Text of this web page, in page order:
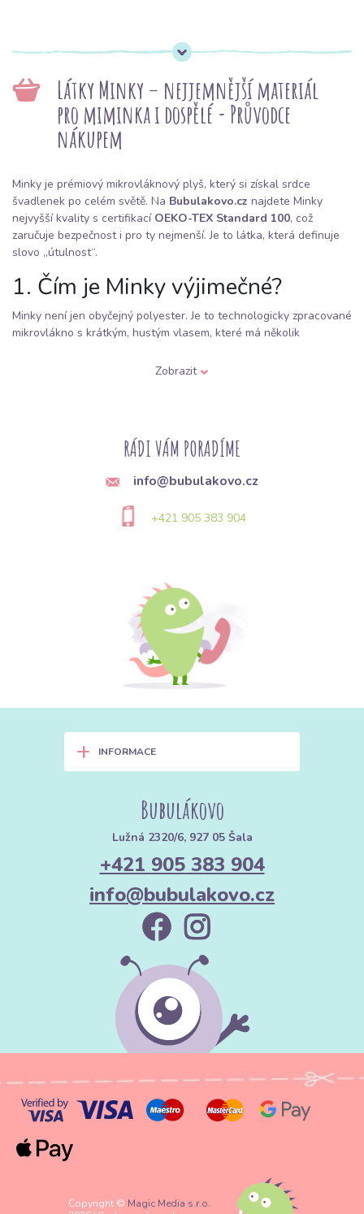
Látky Minky – nejjemnější materiál
pro miminka i dospělé - Průvodce
nákupem
Minky je prémiový mikrovláknový plyš, který si získal srdce
švadlenek po celém světě. Na Bubulakovo.cz najdete Minky
nejvyšší kvality s certifikací OEKO-TEX Standard 100, což
zaručuje bezpečnost i pro ty nejmenší. Je to látka, která definuje
slovo „útulnost“.
1. Čím je Minky výjimečné?
Minky není jen obyčejný polyester. Je to technologicky zpracované
mikrovlákno s krátkým, hustým vlasem, které má několik
Na rozdíl od bavlny se nemačká a po vyprání velmi
Vytlačené vzory (Dots):
2. Kde Minky zazáří: Nápady na
👶 Pro nejmenší: Bezpečnost a komfort
šetrnosti ideální pro citlivou dětskou pokožku.
nebo prémiovou bavlnou. Získáte deku, která je z jedné strany
stylová a z druhé hřejivá.
výplňové projekty, které mají být měkké a bezpečné.
Senzorické hračky: Puntíky na Minky (Minky Dots) stimulují
hmatový vývoj miminek. Šijí se z něj muchláčci, ouška na kousátka
či interaktivní kostky.
🏠 Pro domov: Útulné doplňky
Větší kusy Minky promění vaši ložnici v oázu
Minky dodá vašemu gauči texturu a luxusní
Župany a domácí oblečení:Ušijte si domácí komplet, ze kterého
3. Rady pro šití: Jak zkrotit Minky?
Minky je známé tím, že pod patkou rádo „klouže“. Tady je pár triků,
Kráčející patka (Walking foot):
Pomůže vám podávat horní i dolní vrstvu látky rovnoměrně.
Zobrazit
RÁDI VÁM PORADÍME
info@bubulakovo.cz
+421 905 383 904
+ INFORMACE
Bubulákovo
Lužná 2320/6, 927 05 Šala
+421 905 383 904
info@bubulakovo.cz
Copyright © Magic Media s.r.o.